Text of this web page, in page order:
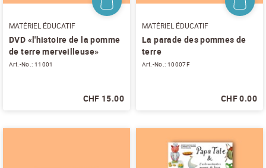
DVD «l'histoire de la pomme
de terre merveilleuse»
Art.-No.: 11001
MATÉRIEL ÉDUCATIF
CHF 15.00
La parade des pommes de
terre
Art.-No.: 10007F
MATÉRIEL ÉDUCATIF
CHF 0.00
NOM*
protection des données